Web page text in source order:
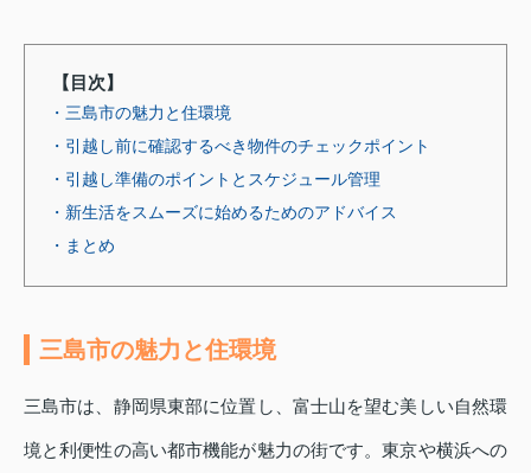
【目次】
・三島市の魅力と住環境
・引越し前に確認するべき物件のチェックポイント
・引越し準備のポイントとスケジュール管理
・新生活をスムーズに始めるためのアドバイス
・まとめ
三島市の魅力と住環境
三島市は、静岡県東部に位置し、富士山を望む美しい自然環
境と利便性の高い都市機能が魅力の街です。東京や横浜への